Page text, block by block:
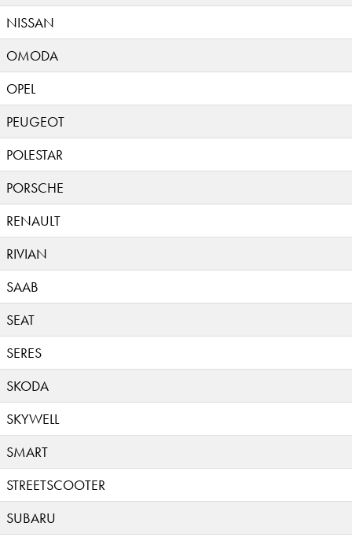
NISSAN
OMODA
OPEL
PEUGEOT
POLESTAR
PORSCHE
RENAULT
RIVIAN
SAAB
SEAT
SERES
SKODA
SKYWELL
SMART
STREETSCOOTER
SUBARU